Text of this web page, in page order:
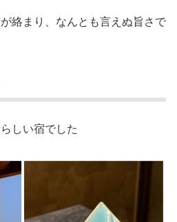
絡まり、なんとも言えぬ旨さで
しい宿でした